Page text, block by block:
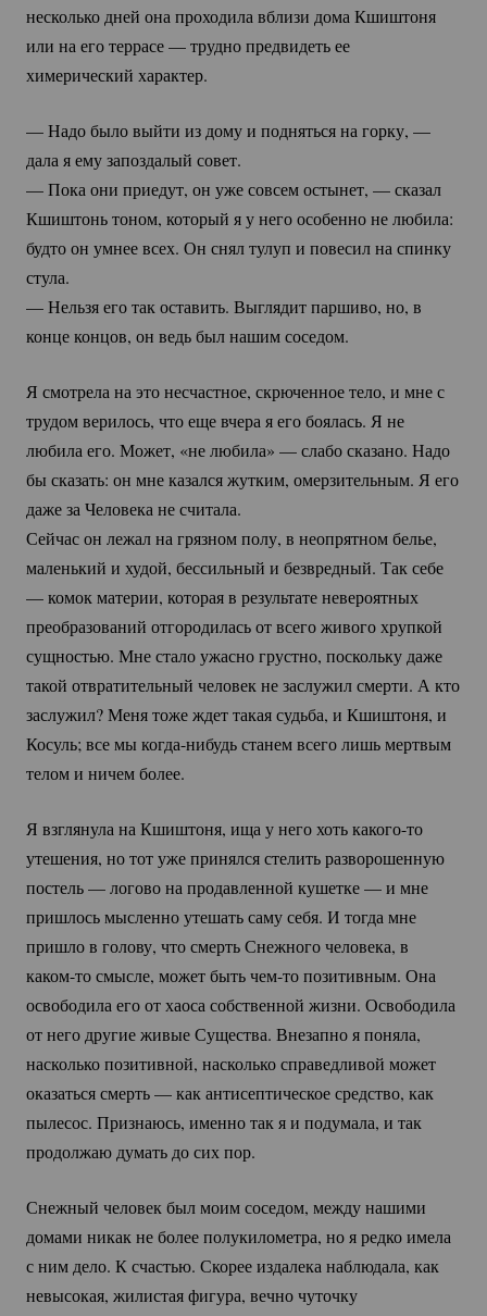
несколько дней она проходила вблизи дома Кшиштоня
или на его террасе — трудно предвидеть ее
химерический характер.
— Надо было выйти из дому и подняться на горку, —
дала я ему запоздалый совет.
— Пока они приедут, он уже совсем остынет, — сказал
Кшиштонь тоном, который я у него особенно не любила:
будто он умнее всех. Он снял тулуп и повесил на спинку
стула.
— Нельзя его так оставить. Выглядит паршиво, но, в
конце концов, он ведь был нашим соседом.
Я смотрела на это несчастное, скрюченное тело, и мне с
трудом верилось, что еще вчера я его боялась. Я не
любила его. Может, «не любила» — слабо сказано. Надо
бы сказать: он мне казался жутким, омерзительным. Я его
даже за Человека не считала.
Сейчас он лежал на грязном полу, в неопрятном белье,
маленький и худой, бессильный и безвредный. Так себе
— комок материи, которая в результате невероятных
преобразований отгородилась от всего живого хрупкой
сущностью. Мне стало ужасно грустно, поскольку даже
такой отвратительный человек не заслужил смерти. А кто
заслужил? Меня тоже ждет такая судьба, и Кшиштоня, и
Косуль; все мы когда-нибудьстанем всего лишь мертвым
телом и ничем более.
Я взглянула на Кшиштоня, ища у него хотькакого-то
утешения, но тот уже принялся стелить разворошенную
постель — логово на продавленной кушетке — и мне
пришлось мысленно утешать саму себя. И тогда мне
пришло в голову, что смерть Снежного человека, в
каком-тосмысле, может бытьчем-топозитивным. Она
освободила его от хаоса собственной жизни. Освободила
от него другие живые Существа. Внезапно я поняла,
насколько позитивной, насколько справедливой может
оказаться смерть — как антисептическое средство, как
пылесос. Признаюсь, именно так я и подумала, и так
продолжаю думать до сих пор.
Снежный человек был моим соседом, между нашими
домами никак не более полукилометра, но я редко имела
с ним дело. К счастью. Скорее издалека наблюдала, как
невысокая, жилистая фигура, вечно чуточку